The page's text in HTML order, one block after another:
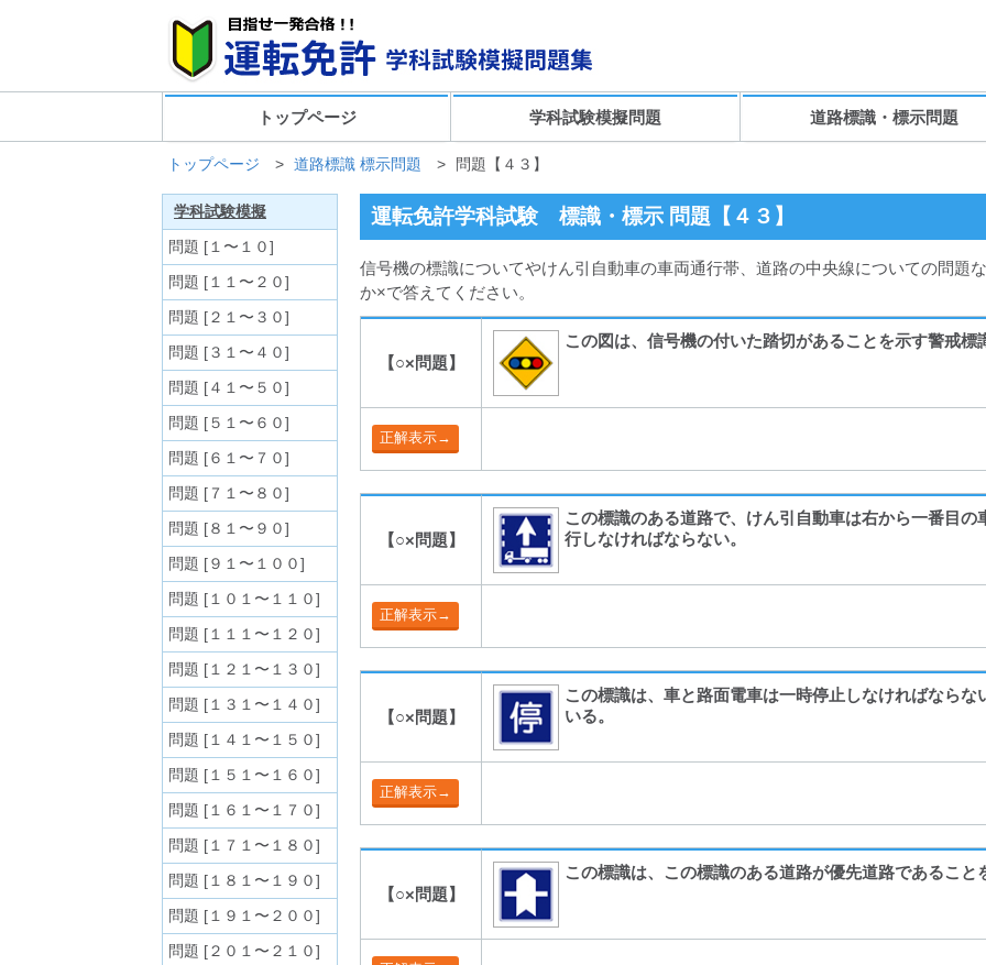
トップページ 学科試験模擬問題 道路標識・標示問題
トップページ > 道路標識 標示問題 > 問題【４３】
運転免許学科試験 標識・標示 問題【４３】
信号機の標識についてやけん引自動車の車両通行帯、道路の中央線についての問題
か×で答えてください。
【○×問題】
この図は、信号機の付いた踏切があることを示す警戒標
【○×問題】
この標識のある道路で、けん引自動車は右から一番目の
行しなければならない。
【○×問題】
この標識は、車と路面電車は一時停止しなければならな
いる。
【○×問題】
この標識は、この標識のある道路が優先道路であること
学科試験模擬
問題 [１〜１０]
問題 [１１〜２０]
問題 [２１〜３０]
問題 [３１〜４０]
問題 [４１〜５０]
問題 [５１〜６０]
問題 [６１〜７０]
問題 [７１〜８０]
問題 [８１〜９０]
問題 [９１〜１００]
問題 [１０１〜１１０]
問題 [１１１〜１２０]
問題 [１２１〜１３０]
問題 [１３１〜１４０]
問題 [１４１〜１５０]
問題 [１５１〜１６０]
問題 [１６１〜１７０]
問題 [１７１〜１８０]
問題 [１８１〜１９０]
問題 [１９１〜２００]
問題 [２０１〜２１０]